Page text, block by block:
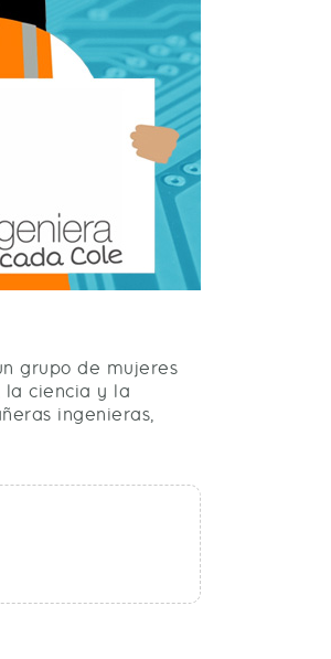
grupo de mujeres
la ciencia y la
ingenieras,